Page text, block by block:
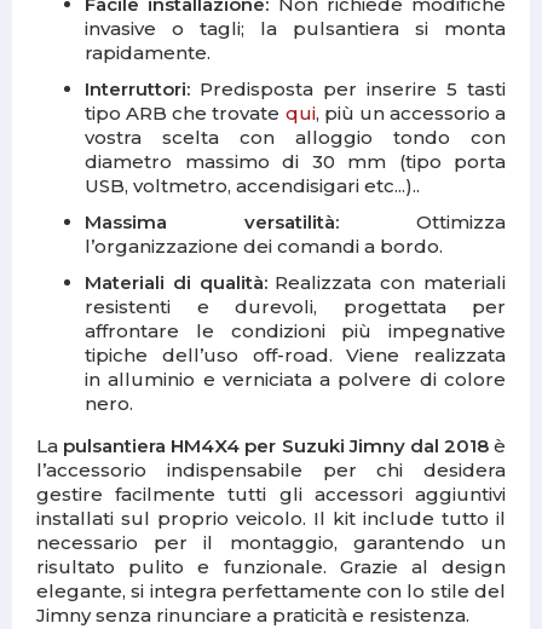
Facile installazione: Non richiede modifiche
invasive o tagli; la pulsantiera si monta
rapidamente.
Interruttori: Predisposta per inserire 5 tasti
tipo ARB che trovate qui, più un accessorio a
vostra scelta con alloggio tondo con
diametro massimo di 30 mm (tipo porta
USB, voltmetro, accendisigari etc...)..
Massima versatilità: Ottimizza
l’organizzazione dei comandi a bordo.
Materiali di qualità:Realizzata con materiali
resistenti e durevoli, progettata per
affrontare le condizioni più impegnative
tipiche dell’uso off-road. Viene realizzata
in alluminio e verniciata a polvere di colore
nero.
La pulsantiera HM4X4 per Suzuki Jimny dal 2018è
l’accessorio indispensabile per chi desidera
gestire facilmente tutti gli accessori aggiuntivi
installati sul proprio veicolo. Il kit include tutto il
necessario per il montaggio, garantendo un
risultato pulito e funzionale. Grazie al design
elegante, si integra perfettamente con lo stile del
Jimny senza rinunciare a praticità e resistenza.